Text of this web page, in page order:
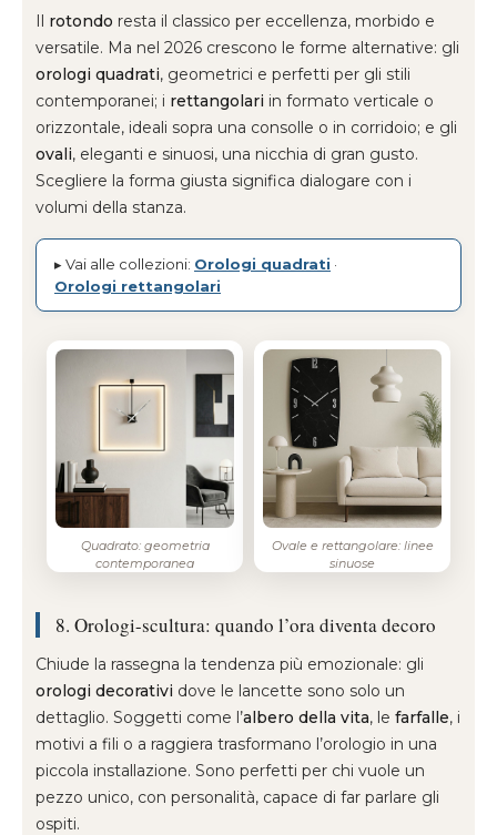
Il rotondo resta il classico per eccellenza, morbido e
versatile. Ma nel 2026 crescono le forme alternative: gli
orologi quadrati, geometrici e perfetti per gli stili
contemporanei; i rettangolari in formato verticale o
orizzontale, ideali sopra una consolle o in corridoio; e gli
ovali, eleganti e sinuosi, una nicchia di gran gusto.
Scegliere la forma giusta significa dialogare con i
volumi della stanza.
▸ Vai alle collezioni: Orologi quadrati ·
Orologi rettangolari
Quadrato: geometria
contemporanea
Ovale e rettangolare: linee
sinuose
8. Orologi-scultura: quando l’ora diventa decoro
Chiude la rassegna la tendenza più emozionale: gli
orologi decorativi dove le lancette sono solo un
dettaglio. Soggetti come l’albero della vita, le farfalle, i
motivi a fili o a raggiera trasformano l’orologio in una
piccola installazione. Sono perfetti per chi vuole un
pezzo unico, con personalità, capace di far parlare gli
ospiti.